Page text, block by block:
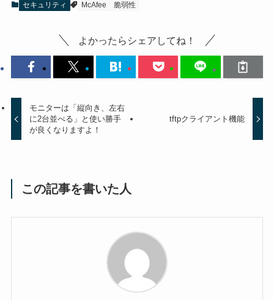
セキュリティ McAfee 脆弱性
よかったらシェアしてね！
モニターは「縦向き、左右
に2台並べる」と使い勝手
が良くなりますよ！
tftpクライアント機能
この記事を書いた人